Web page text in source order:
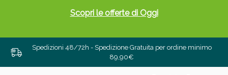
Spedizioni 48/72h - Spedizione Gratuita per ordine minimo
89,90€
Scopri le offerte di Oggi